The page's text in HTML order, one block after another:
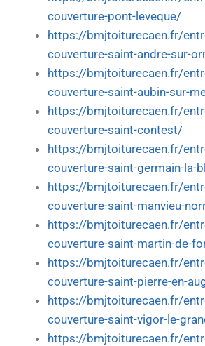
couverture-pont-leveque/
https://bmjtoiturecaen.fr/
couverture-saint-andre-sur-
https://bmjtoiturecaen.fr/
couverture-saint-aubin-sur-
https://bmjtoiturecaen.fr/
couverture-saint-contest/
https://bmjtoiturecaen.fr/
couverture-saint-germain-la-
https://bmjtoiturecaen.fr/
couverture-saint-manvieu-
https://bmjtoiturecaen.fr/
couverture-saint-martin-de-
https://bmjtoiturecaen.fr/
couverture-saint-pierre-en-
https://bmjtoiturecaen.fr/
couverture-saint-vigor-le-
https://bmjtoiturecaen.fr/